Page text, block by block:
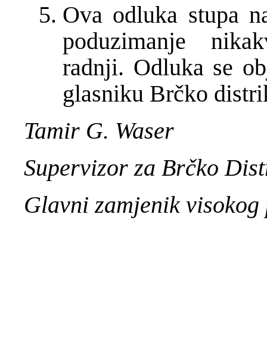
Ova odluka stupa
poduzimanje
radnji. Odluka se
glasniku Brčko
Tamir G. Waser
Supervizor za Brčko
Glavni zamjenik visokog